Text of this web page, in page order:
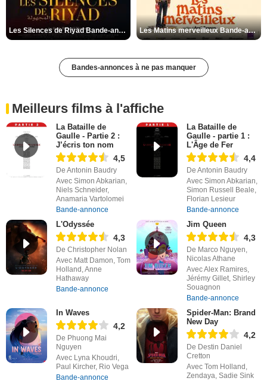
Les Silences de Riyad Bande-annonce VO STFR Les Matins merveilleux Bande-annonce VF
Bandes-annonces à ne pas manquer
Meilleurs films à l'affiche
La Bataille de
Gaulle - Partie 2 :
J’écris ton nom
4,5
De Antonin Baudry
Avec Simon Abkarian,
Niels Schneider,
Anamaria Vartolomei
Bande-annonce
La Bataille de
Gaulle - partie 1 :
L'Âge de Fer
4,4
De Antonin Baudry
Avec Simon Abkarian,
Simon Russell Beale,
Florian Lesieur
Bande-annonce
L'Odyssée
4,3
De Christopher Nolan
Avec Matt Damon, Tom
Holland, Anne
Hathaway
Bande-annonce
Jim Queen
4,3
De Marco Nguyen,
Nicolas Athane
Avec Alex Ramires,
Jérémy Gillet, Shirley
Souagnon
Bande-annonce
In Waves
4,2
De Phuong Mai
Nguyen
Avec Lyna Khoudri,
Paul Kircher, Rio Vega
Bande-annonce
Spider-Man: Brand
New Day
4,2
De Destin Daniel
Cretton
Avec Tom Holland,
Zendaya, Sadie Sink